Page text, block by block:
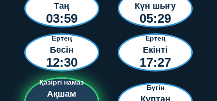
Таң
03:59
Күн шығу
05:29
Ертең
Бесін
12:30
Ертең
Екінті
17:27
Қазіргі намаз
Ақшам
Бүгін